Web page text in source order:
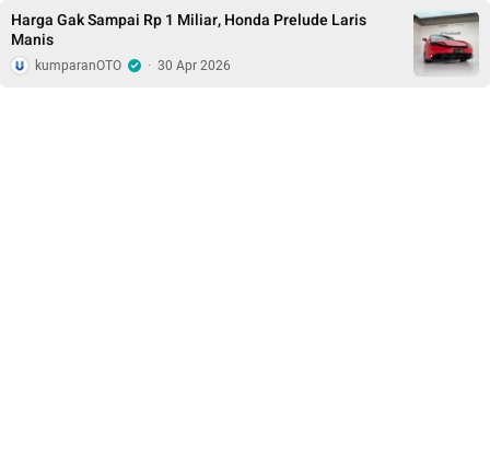
Harga Gak Sampai Rp 1 Miliar, Honda Prelude Laris
Manis
kumparanOTO · 30 Apr 2026